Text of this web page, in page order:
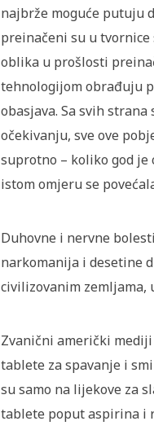
najbrže moguće putuju
preinačeni su u
oblika u prošlosti
tehnologijom obrađuju
obasjava. Sa svih
očekivanju, sve ove
suprotno – koliko god
istom omjeru se
Duhovne i nervne
narkomanija i desetine
civilizovanim
Zvanični američki
tablete za spavanje i
su samo na lijekove za
tablete poput aspirina i